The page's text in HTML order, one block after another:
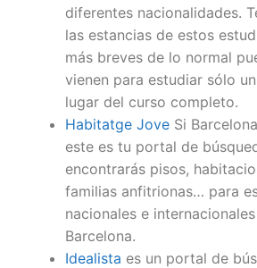
diferentes nacionalidades.
las estancias de estos
más breves de lo normal
vienen para estudiar sólo
lugar del curso completo.
Habitatge Jove Si
este es tu portal de
encontrarás pisos,
familias anfitrionas… para
nacionales e
Barcelona.
Idealista es un portal de